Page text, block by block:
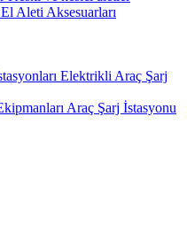
El Aleti Aksesuarları
Elektrikli Araç Şarj
Araç Şarj İstasyonu